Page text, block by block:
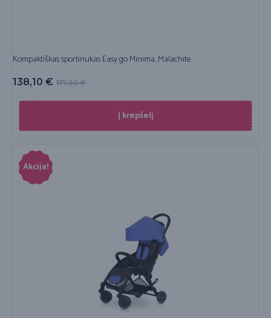
Kompaktiškas sportinukas Easy go Minima, Malachite
177,20€
138,10 €
Į krepšelį
Akcija!